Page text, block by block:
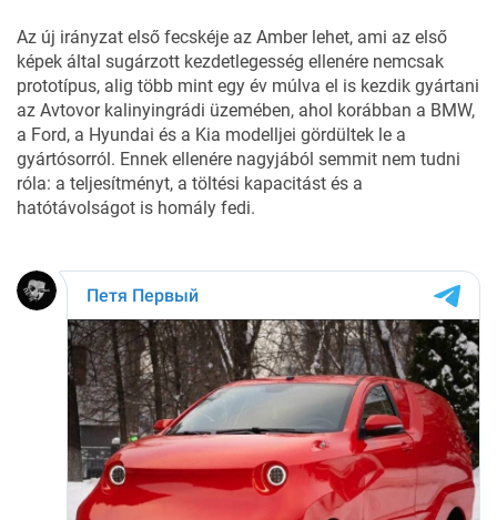
Az új irányzat első fecskéje az Amber lehet, ami az első
képek által sugárzott kezdetlegesség ellenére nemcsak
prototípus, alig több mint egy év múlva el is kezdik gyártani
az Avtovor kalinyingrádi üzemében, ahol korábban a BMW,
a Ford, a Hyundai és a Kia modelljei gördültek le a
gyártósorról. Ennek ellenére nagyjából semmit nem tudni
róla: a teljesítményt, a töltési kapacitást és a
hatótávolságot is homály fedi.